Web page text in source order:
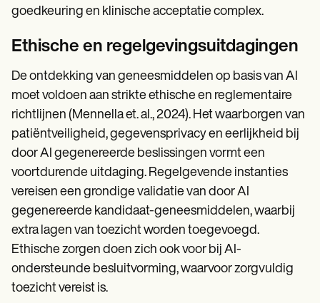
goedkeuring en klinische acceptatie complex.
Ethische en regelgevingsuitdagingen
De ontdekking van geneesmiddelen op basis van AI
moet voldoen aan strikte ethische en reglementaire
richtlijnen (Mennella et. al., 2024). Het waarborgen van
patiëntveiligheid, gegevensprivacy en eerlijkheid bij
door AI gegenereerde beslissingen vormt een
voortdurende uitdaging. Regelgevende instanties
vereisen een grondige validatie van door AI
gegenereerde kandidaat-geneesmiddelen, waarbij
extra lagen van toezicht worden toegevoegd.
Ethische zorgen doen zich ook voor bij AI-
ondersteunde besluitvorming, waarvoor zorgvuldig
toezicht vereist is.